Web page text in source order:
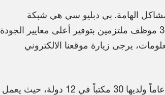
الهامة. بي دبليو سي هي شبكة
شركات متواجدة في 149 بلداً ويعمل لديها أكثر من 370,000 موظف ملتزمين بتوفير أعلى معايير الجودة
يرجى زيارة موقعنا الالكتروني
تأسست بي دبليو سي في الشرق الأوسط منذ أكثر من 40 عاماً ولديها 30 مكتباً في 12 دولة، حيث يعمل